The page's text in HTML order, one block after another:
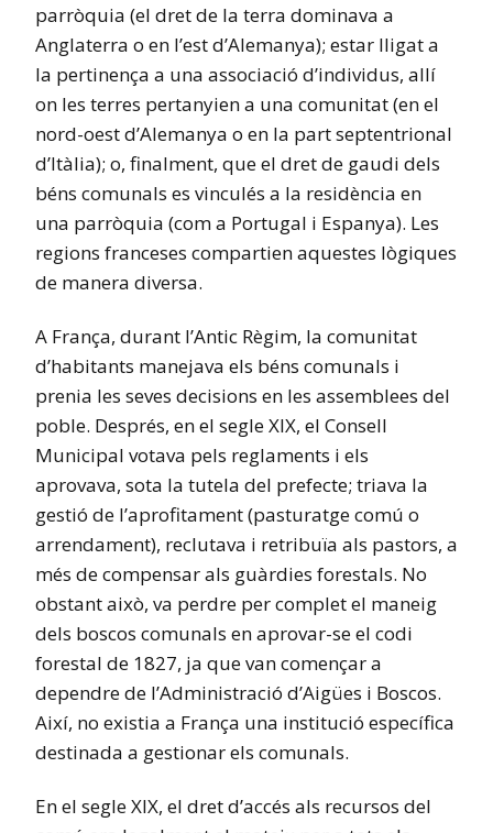
parròquia (el dret de la terra dominava a
Anglaterra o en l’est d’Alemanya); estar lligat a
la pertinença a una associació d’individus, allí
on les terres pertanyien a una comunitat (en el
nord-oest d’Alemanya o en la part septentrional
d’Itàlia); o, finalment, que el dret de gaudi dels
béns comunals es vinculés a la residència en
una parròquia (com a Portugal i Espanya). Les
regions franceses compartien aquestes lògiques
de manera diversa.
A França, durant l’Antic Règim, la comunitat
d’habitants manejava els béns comunals i
prenia les seves decisions en les assemblees del
poble. Després, en el segle XIX, el Consell
Municipal votava pels reglaments i els
aprovava, sota la tutela del prefecte; triava la
gestió de l’aprofitament (pasturatge comú o
arrendament), reclutava i retribuïa als pastors, a
més de compensar als guàrdies forestals. No
obstant això, va perdre per complet el maneig
dels boscos comunals en aprovar-se el codi
forestal de 1827, ja que van començar a
dependre de l’Administració d’Aigües i Boscos.
Així, no existia a França una institució específica
destinada a gestionar els comunals.
En el segle XIX, el dret d’accés als recursos del